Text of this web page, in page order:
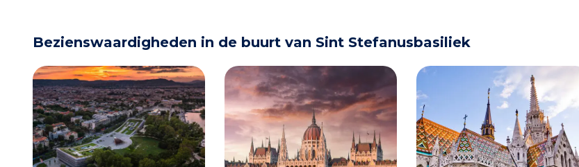
Bezienswaardigheden in de buurt van Sint Stefanusbasiliek